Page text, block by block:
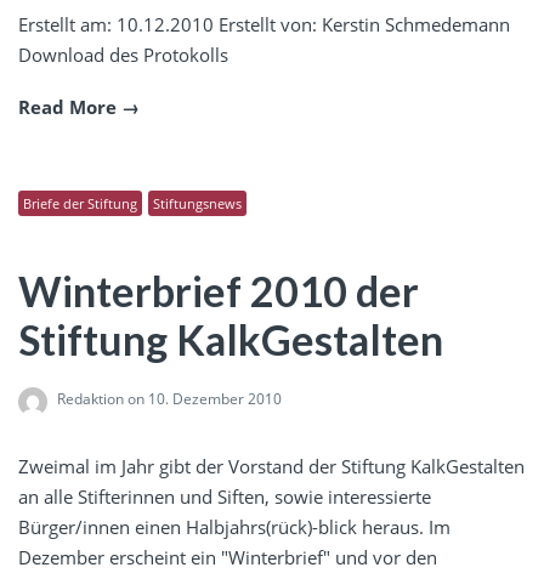
Erstellt am: 10.12.2010 Erstellt von: Kerstin Schmedemann
Download des Protokolls
Read More
Briefe der Stiftung Stiftungsnews
Winterbrief 2010 der
Stiftung KalkGestalten
Redaktionon 10. Dezember 2010
Zweimal im Jahr gibt der Vorstand der Stiftung KalkGestalten
an alle Stifterinnen und Siften, sowie interessierte
Bürger/innen einen Halbjahrs(rück)-blick heraus. Im
Dezember erscheint ein "Winterbrief" und vor den